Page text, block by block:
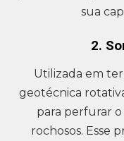
sua
2.
Utilizada em
geotécnica
para perfurar
rochosos. Esse